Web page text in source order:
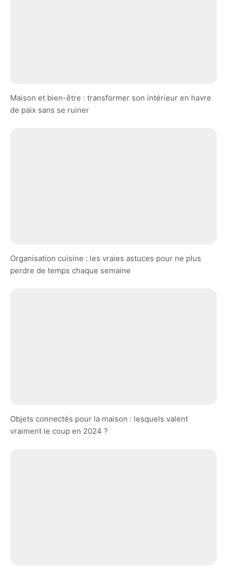
Maison et bien-être : transformer son intérieur en havre
de paix sans se ruiner
Organisation cuisine : les vraies astuces pour ne plus
perdre de temps chaque semaine
Objets connectés pour la maison : lesquels valent
vraiment le coup en 2024 ?